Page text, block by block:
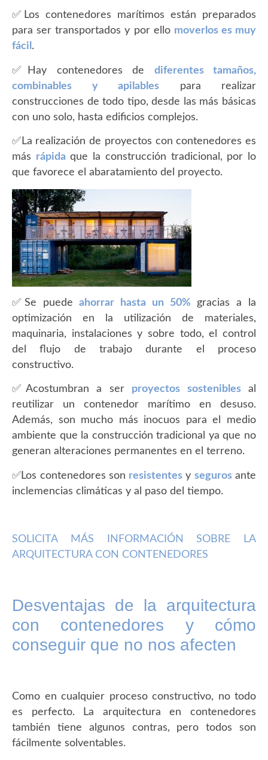
✅Los contenedores marítimos están preparados
para ser transportados y por ello moverlos es muy
fácil .
✅Hay contenedores de diferentes tamaños,
combinables y apilables para realizar
construcciones de todo tipo, desde las más básicas
con uno solo, hasta edificios complejos.
✅La realización de proyectos con contenedores es
más rápida que la construcción tradicional, por lo
que favorece el abaratamiento del proyecto.
✅Se puedeahorrar hasta un 50% gracias a la
optimización en la utilización de materiales,
maquinaria, instalaciones y sobre todo, el control
del flujo de trabajo durante el proceso
constructivo.
✅Acostumbran a ser proyectos sosteniblesal
reutilizar un contenedor marítimo en desuso.
Además, son mucho más inocuos para el medio
ambiente que la construcción tradicional ya que no
generan alteraciones permanentes en el terreno.
✅Los contenedores son resistentes y segurosante
inclemencias climáticas y al paso del tiempo.
SOLICITA MÁS INFORMACIÓN SOBRE LA
ARQUITECTURA CON CONTENEDORES
Desventajas de la arquitectura
con contenedores y cómo
conseguir que no nos afecten
Como en cualquier proceso constructivo, no todo
es perfecto. La arquitectura en contenedores
también tiene algunos contras, pero todos son
fácilmente solventables.